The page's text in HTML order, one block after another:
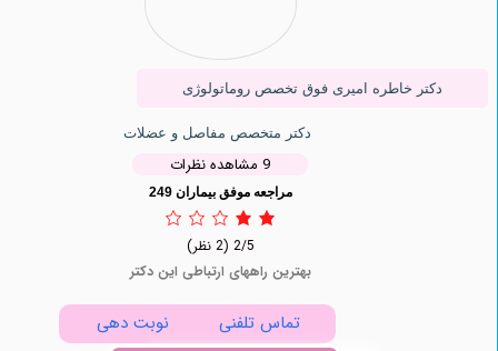
خاطره امیری فوق تخصص روماتولوژی
دکتر متخصص مفاصل و عضلات
مراجعه موفق بیماران 249
بهترین راههای ارتباطی این دکتر
تماس تلفنی
نوبت دهی